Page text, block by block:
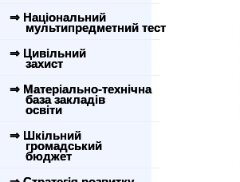
⇒ Національний
мультипредметний тест
⇒ Цивільний
захист
⇒ Матеріально-технічна
база закладів
освіти
⇒ Шкільний
громадський
бюджет